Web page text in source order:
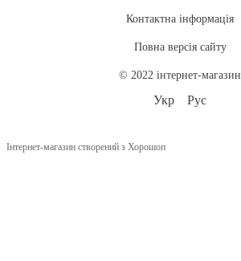
Контактна інформація
Повна версія сайту
© 2022 інтернет-магазин
Укр Рус
Інтернет-магазин створений з Хорошоп